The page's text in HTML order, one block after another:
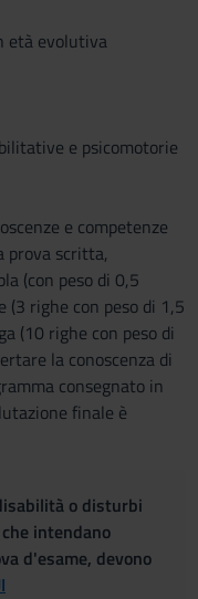
età evolutiva
e psicomotorie
e competenze
prova scritta,
(con peso di 0,5
(3 righe con peso di 1,5
(10 righe con peso di
la conoscenza di
consegnato in
finale è
o disturbi
intendano
d'esame, devono